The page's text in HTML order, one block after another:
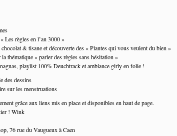
Les règles en l’an 3000 »
& tisane et découverte des « Plantes qui vous veulent du bien »
thématique « parler des règles sans hésitation »
playlist 100% Deuchtrack et ambiance girly en folie !
des dessins
sur les menstruations
grâce aux liens mis en place et disponibles en haut de page.
! Wink
76 rue du Vaugueux à Caen